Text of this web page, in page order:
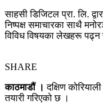
साहसी डिजिटल प्रा. लि.
निष्पक्ष समाचारका साथै
विविध विषयका लेखहरू पढ्न
SHARE
काठमाडौं ।दक्षिण
तयारी गरिएको छ ।